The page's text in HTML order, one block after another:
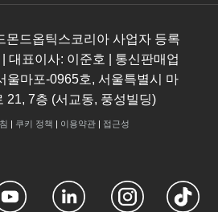
몬드옵틱스코리아 사업자 등록
대표이사: 이준호 | 통신판매업
울마포-0965호, 서울특별시 마
21, 7층 (서교동, 풍성빌딩)
| 쿠키 정책 | 이용약관| 접근성